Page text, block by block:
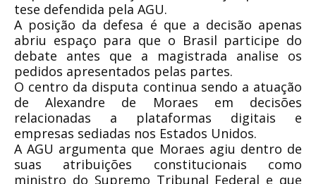
tese defendida pela AGU.
A posição da defesa é que a decisão apenas
abriu espaço para que o Brasil participe do
debate antes que a magistrada analise os
pedidos apresentados pelas partes.
O centro da disputa continua sendo a atuação
de Alexandre de Moraes em decisões
relacionadas a plataformas digitais e
empresas sediadas nos Estados Unidos.
A AGU argumenta que Moraes agiu dentro de
suas atribuições constitucionais como
ministro do Supremo Tribunal Federal e que